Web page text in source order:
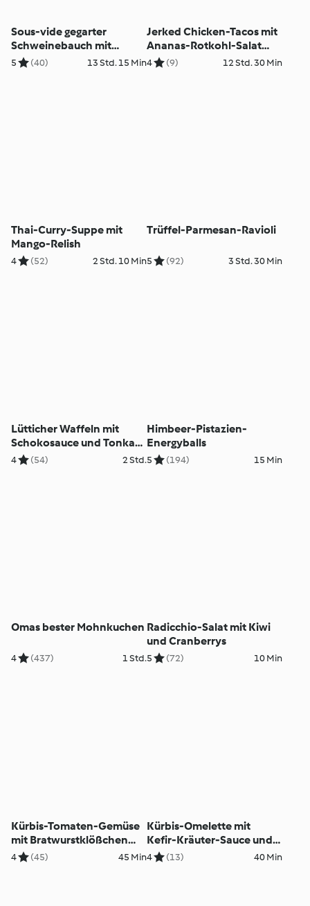
Sous-vide gegarter
Schweinebauch mit
Kartoffel-Endivien-
5 (40) 13 Std. 15 Min
Jerked Chicken-Tacos mit
Ananas-Rotkohl-Salat
und Koriander-Minz-
4 (9) 12 Std. 30 Min
Thai-Curry-Suppe mit
Mango-Relish
4 (52) 2 Std. 10 Min
Trüffel-Parmesan-Ravioli
5 (92) 3 Std. 30 Min
Lütticher Waffeln mit
Schokosauce und Tonka-
Schmand
4 (54) 2 Std.
Himbeer-Pistazien-
Energyballs
5 (194) 15 Min
Omas bester Mohnkuchen
4 (437) 1 Std.
Radicchio-Salat mit Kiwi
und Cranberrys
5 (72) 10 Min
Kürbis-Tomaten-Gemüse
mit Bratwurstklößchen
und Kartoffeln
4 (45) 45 Min
Kürbis-Omelette mit
Kefir-Kräuter-Sauce und
Granatapfel
4 (13) 40 Min